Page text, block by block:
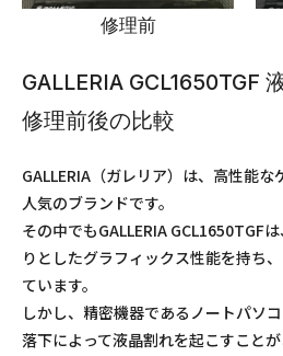
修理前
GALLERIA GCL1650TGF
修理前後の比較
GALLERIA（ガレリア）は、高性能
人気のブランドです。
その中でもGALLERIA GCL1650TGF
りとしたグラフィックス性能を持ち
ています。
しかし、精密機器であるノートパソ
落下によって液晶割れを起こすことが